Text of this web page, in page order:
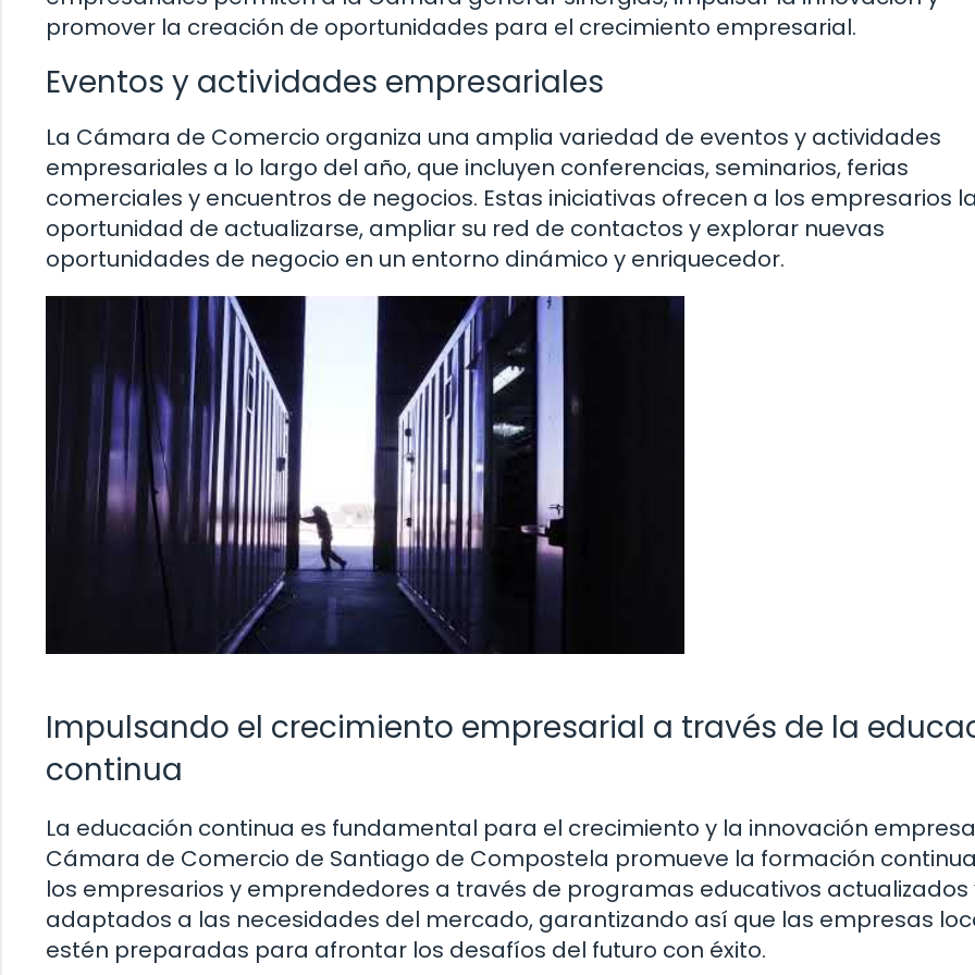
promover la creación de oportunidades para el crecimiento empresarial.
Eventos y actividades empresariales
La Cámara de Comercio organiza una amplia variedad de eventos y actividades
empresariales a lo largo del año, que incluyen conferencias, seminarios, ferias
comerciales y encuentros de negocios. Estas iniciativas ofrecen a los empresarios
oportunidad de actualizarse, ampliar su red de contactos y explorar nuevas
oportunidades de negocio en un entorno dinámico y enriquecedor.
Impulsando el crecimiento empresarial a través de la
continua
La educación continua es fundamental para el crecimiento y la innovación
Cámara de Comercio de Santiago de Compostela promueve la formación
los empresarios y emprendedores a través de programas educativos actualizados
adaptados a las necesidades del mercado, garantizando así que las empresas
estén preparadas para afrontar los desafíos del futuro con éxito.